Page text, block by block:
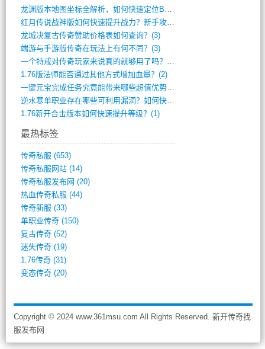
龙渊版本地图坐标全解析，如何快速定位BO(4)
红月传说战神版如何快速提升战力？新手攻略(3)
龙城决复古传奇赞助价格表如何查询？(3)
端游与手游版传奇在玩法上有何不同？(3)
一个特戒对传奇玩家来说真的就够用了吗？(2)
1.76版法师能否通过其他方式增加血量？(2)
一键元宝完成任务究竟能带来哪些超值优势？(1)
逆水寒单职业存在哪些可利用漏洞？如何快速(1)
1.76新开合击版本如何快速提升等级？(1)
最热标签
传奇私服 (653)
传奇私服网站(14)
传奇私服发布网 (20)
热血传奇私服 (44)
传奇新服 (33)
单职业传奇(150)
复古传奇(52)
迷失传奇(19)
1.76传奇(31)
变态传奇(20)
Copyright © 2024 www.361msu.com All Rights Reserved. 新开传奇找
服发布网